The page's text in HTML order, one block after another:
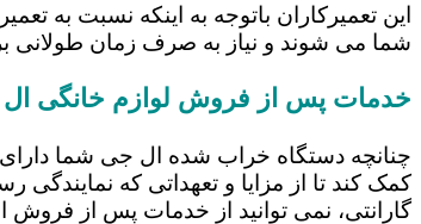
این تعمیرکاران باتوجه به اینکه نسبت به
شما می شوند و نیاز به صرف زمان طولانی
خدمات پس از فروش لوازم خانگی
چنانچه دستگاه خراب شده ال جی شما دارای
کمک کند تا از مزایا و تعهداتی که نمایندگی
گارانتی، نمی توانید از خدمات پس از فروش